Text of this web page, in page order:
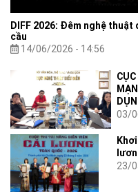
DIFF 2026: Đêm nghệ
cầu
14/06/2026 - 14:56
03/
23/